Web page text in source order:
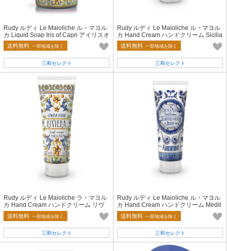
Rudy ルディ Le Maioliche ル・マヨル
カ Liquid Soap Iris of Capri アイリスオ
ブカプリ
送料無料 一部地域を除く
三和セレクト
Rudy ルディ Le Maioliche ル・マヨル
カ Hand Cream ハンドクリーム Sicilia
n Lemon
送料無料 一部地域を除く
三和セレクト
Rudy ルディ Le Maioliche ラ・マヨル
カ Hand Cream ハンドクリーム リヴ
ィエラ
送料無料 一部地域を除く
三和セレクト
Rudy ルディ Le Maioliche ル・マヨル
カ Hand Cream ハンドクリーム Medit
erranean Herbs
送料無料 一部地域を除く
三和セレクト